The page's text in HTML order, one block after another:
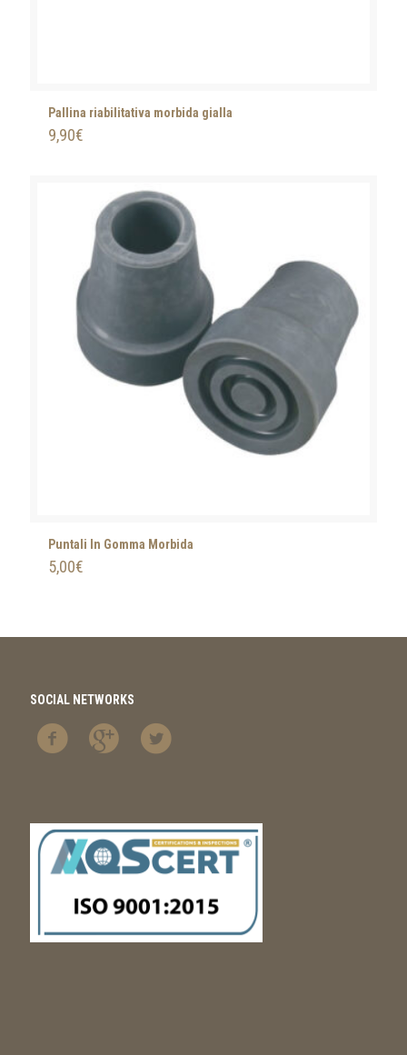
Pallina riabilitativa morbida gialla
9,90€
Puntali In Gomma Morbida
5,00€
SOCIAL NETWORKS